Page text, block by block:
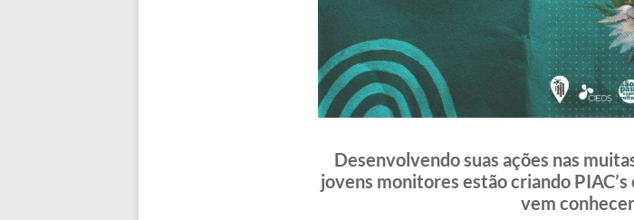
Desenvolvendo suas ações nas
jovens monitores estão criando
vem